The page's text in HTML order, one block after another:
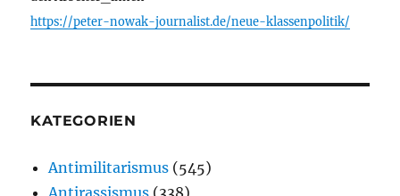
https://peter-nowak-journalist.de/neue-klassenpolitik/
KATEGORIEN
Antimilitarismus (545)
Antirassismus (338)